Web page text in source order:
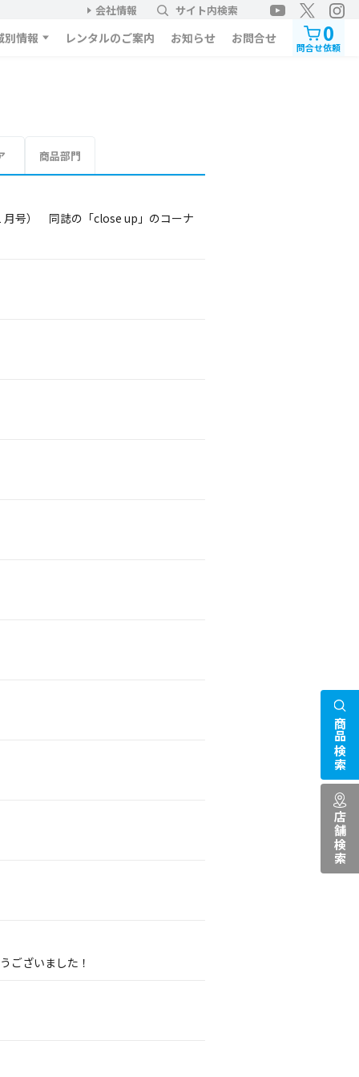
会社情報 サイト内検索
別情報 レンタルのご案内 お知らせ お問合せ 0
問合せ依頼
商品部門
月号） 同誌の「close up」のコーナ
ございました！
商品検索
店舗検索